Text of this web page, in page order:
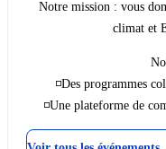
Notre mission : vous
climat et
◽Des programmes
◽Une plateforme de